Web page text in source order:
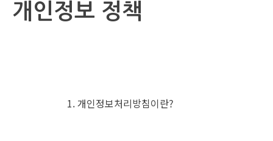
개인정보 정책
1. 개인정보처리방침이란?